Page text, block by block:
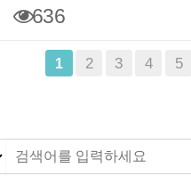
636
1 2 3 4 5